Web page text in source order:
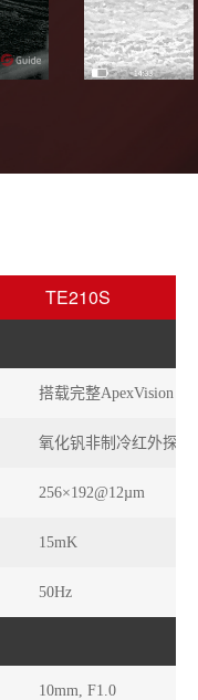
TE210S
搭载完整ApexVision
氧化钒非制冷红外探测
256×192@12µm
15mK
50Hz
10mm, F1.0